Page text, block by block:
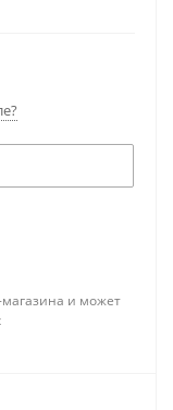
магазина и может